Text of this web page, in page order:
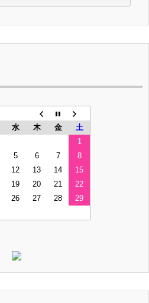
水 木 金
土
1
5 6 7
8
12 13 14
15
19 20 21
22
26 27 28
29